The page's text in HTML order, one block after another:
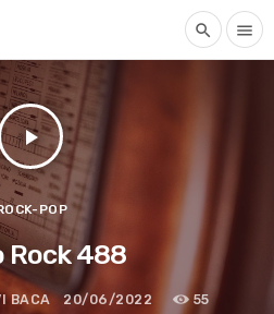
search menu
play_arrow
POP
Rock 488
BACA 20/06/2022 55